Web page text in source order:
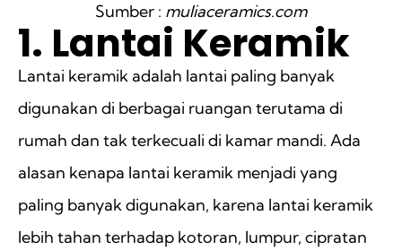
Sumber : muliaceramics.com
1. Lantai Keramik
Lantai keramik adalah lantai paling banyak
digunakan di berbagai ruangan terutama di
rumah dan tak terkecuali di kamar mandi. Ada
alasan kenapa lantai keramik menjadi yang
paling banyak digunakan, karena lantai keramik
lebih tahan terhadap kotoran, lumpur, cipratan